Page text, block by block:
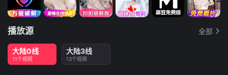
播放源 全部
大陆0线
11个视频
大陆3线
13个视频